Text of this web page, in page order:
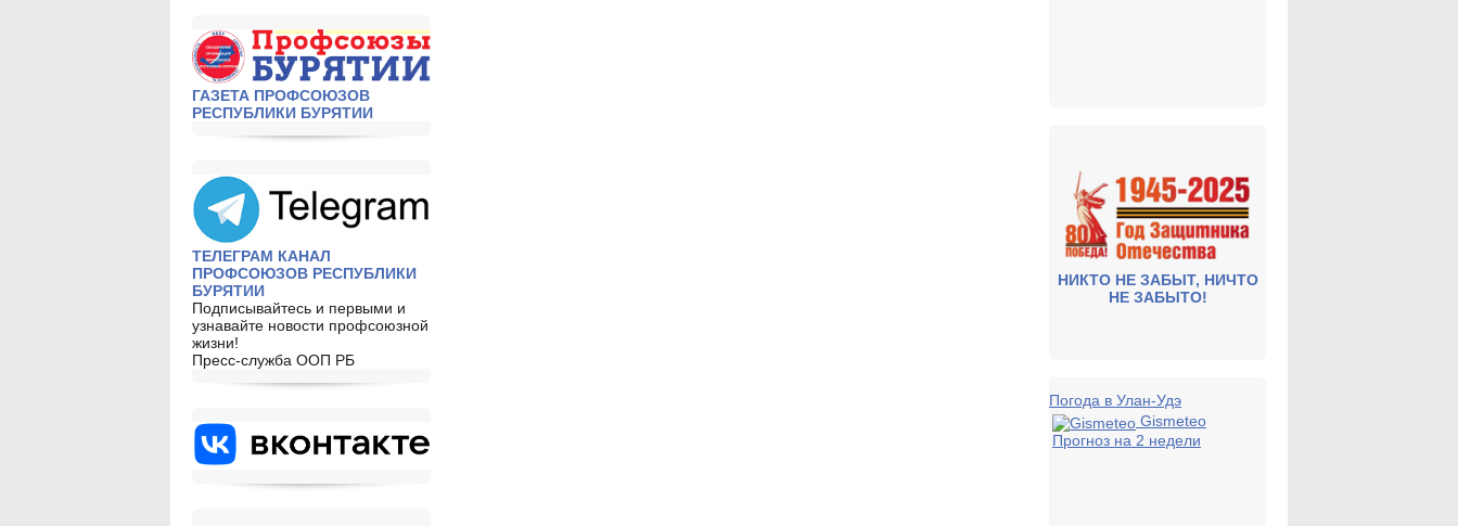
ГАЗЕТА ПРОФСОЮЗОВ
РЕСПУБЛИКИ БУРЯТИИ
ТЕЛЕГРАМ КАНАЛ
ПРОФСОЮЗОВ РЕСПУБЛИКИ
БУРЯТИИ
Подписывайтесь и первыми и
узнавайте новости профсоюзной
жизни!
Пресс-служба ООП РБ
НИКТО НЕ ЗАБЫТ, НИЧТО
НЕ ЗАБЫТО!
Погода в Улан-Удэ
Gismeteo
Прогноз на 2 недели